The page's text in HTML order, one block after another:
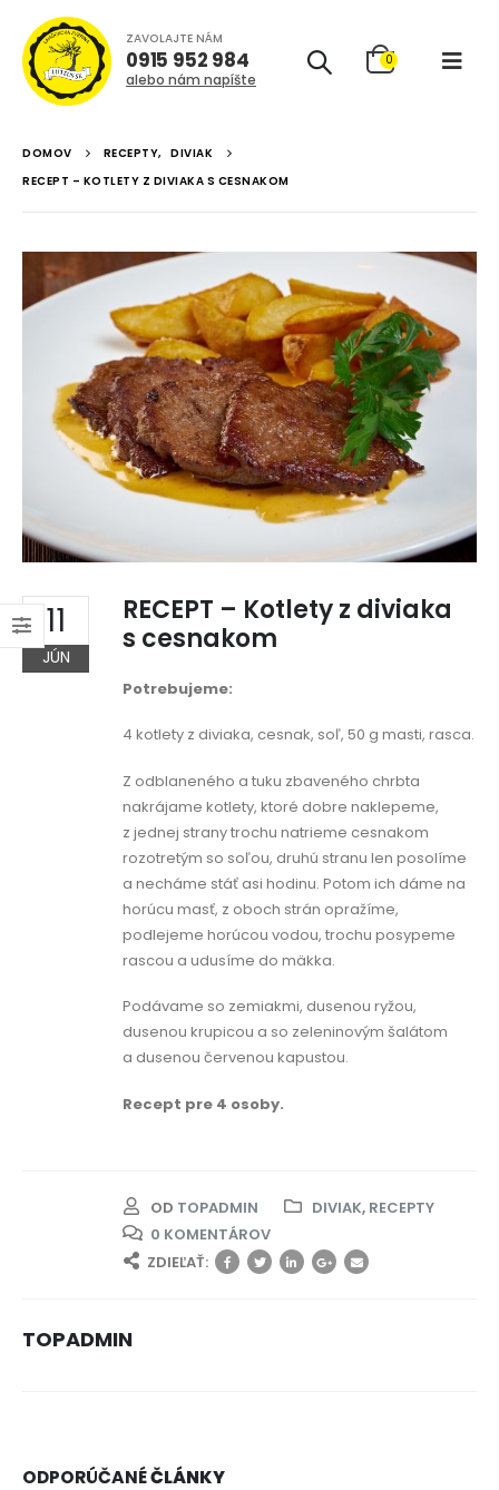
ZAVOLAJTE NÁM
0915 952 984
alebo nám napíšte
0
DOMOV RECEPTY, DIVIAK
RECEPT – KOTLETY Z DIVIAKA S CESNAKOM
11
JÚN
RECEPT – Kotlety z diviaka
s cesnakom
Potrebujeme:
4 kotlety z diviaka, cesnak, soľ, 50 g masti, rasca.
Z odblaneného a tuku zbaveného chrbta
nakrájame kotlety, ktoré dobre naklepeme,
z jednej strany trochu natrieme cesnakom
rozotretým so soľou, druhú stranu len posolíme
a necháme stáť asi hodinu. Potom ich dáme na
horúcu masť, z oboch strán opražíme,
podlejeme horúcou vodou, trochu posypeme
rascou a udusíme do mäkka.
Podávame so zemiakmi, dusenou ryžou,
dusenou krupicou a so zeleninovým šalátom
a dusenou červenou kapustou.
Recept pre 4 osoby.
OD TOPADMIN DIVIAK, RECEPTY
0 KOMENTÁROV
ZDIEĽAŤ:
TOPADMIN
ODPORÚČANÉČLÁNKY